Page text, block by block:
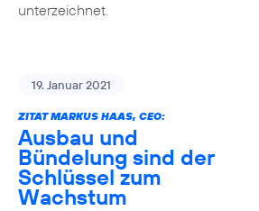
unterzeichnet.
19. Januar 2021
ZITAT MARKUS HAAS, CEO:
Ausbau und
Bündelung sind der
Schlüssel zum
Wachstum